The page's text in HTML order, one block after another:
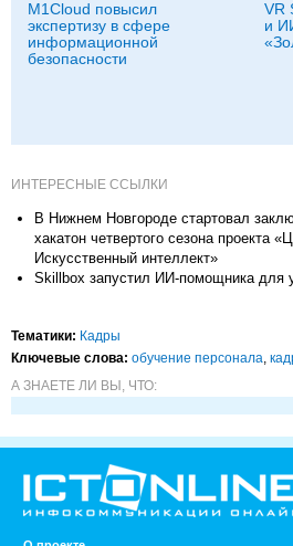
M1Cloud повысил
экспертизу в сфере
информационной
безопасности
VR
и
ИНТЕРЕСНЫЕ ССЫЛКИ
В Нижнем Новгороде стартовал
хакатон четвертого сезона проекта
Искусственный интеллект»
Skillbox запустил ИИ-помощника для
Тематики: Кадры
Ключевые слова: обучение персонала,
А ЗНАЕТЕ ЛИ ВЫ, ЧТО: